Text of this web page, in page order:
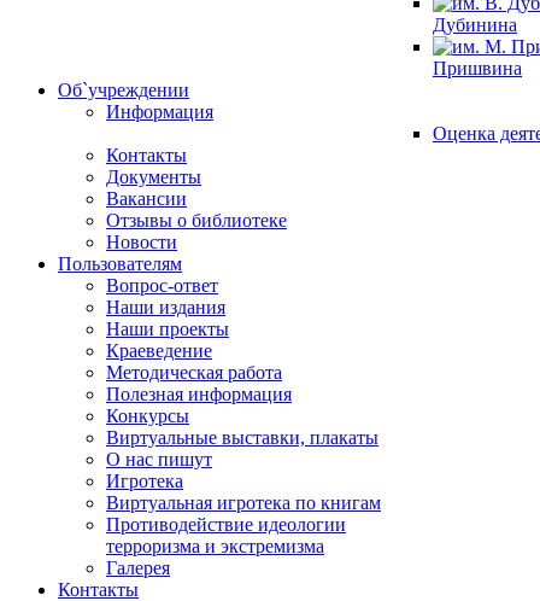
Дубинина
Пришвина
Об`учреждении
Информация
Оценка
Контакты
Документы
Вакансии
Отзывы о библиотеке
Новости
Пользователям
Вопрос-ответ
Наши издания
Наши проекты
Краеведение
Методическая работа
Полезная информация
Конкурсы
Виртуальные выставки, плакаты
О нас пишут
Игротека
Виртуальная игротека по книгам
Противодействие идеологии
терроризма и экстремизма
Галерея
Контакты